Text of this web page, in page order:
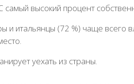
самый высокий процент
и итальянцы (72 %) чаще всего
уехать из страны.